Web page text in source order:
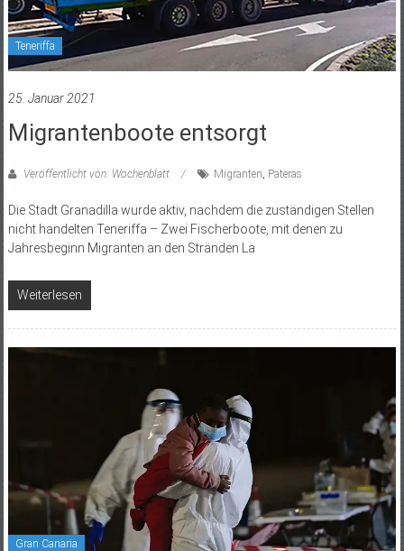
Teneriffa
25. Januar 2021
Migrantenboote entsorgt
Veröffentlicht von: Wochenblatt Migranten Pateras
Die Stadt Granadilla wurde aktiv, nachdem die zuständigen Stellen
nicht handelten Teneriffa – Zwei Fischerboote, mit denen zu
Jahresbeginn Migranten an den Stränden La
Weiterlesen
Gran Canaria